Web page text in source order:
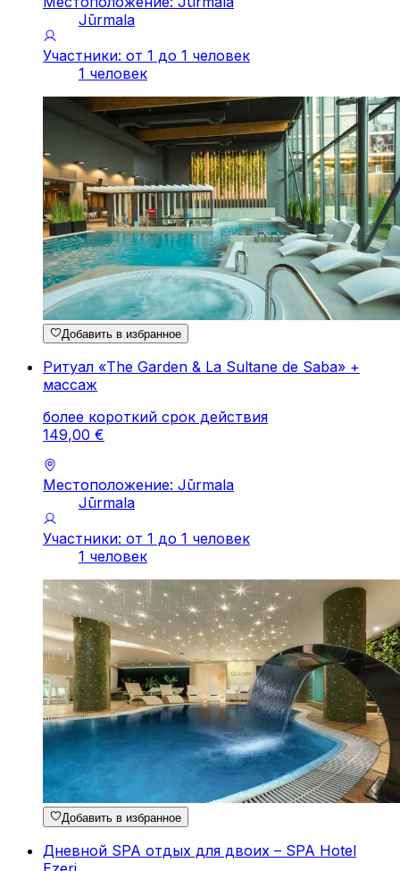
Jūrmala
Участники: от 1 до 1 человек
1 человек
Добавить в избранное
Ритуал «The Garden & La Sultane de Saba» +
массаж
более короткий срок действия
149,00 €
Местоположение: Jūrmala
Jūrmala
Участники: от 1 до 1 человек
1 человек
Добавить в избранное
Дневной SPA отдых для двоих – SPA Hotel